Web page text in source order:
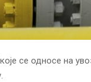
се односе на